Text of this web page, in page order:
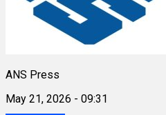
ANS Press
May 21, 2026 - 09:31